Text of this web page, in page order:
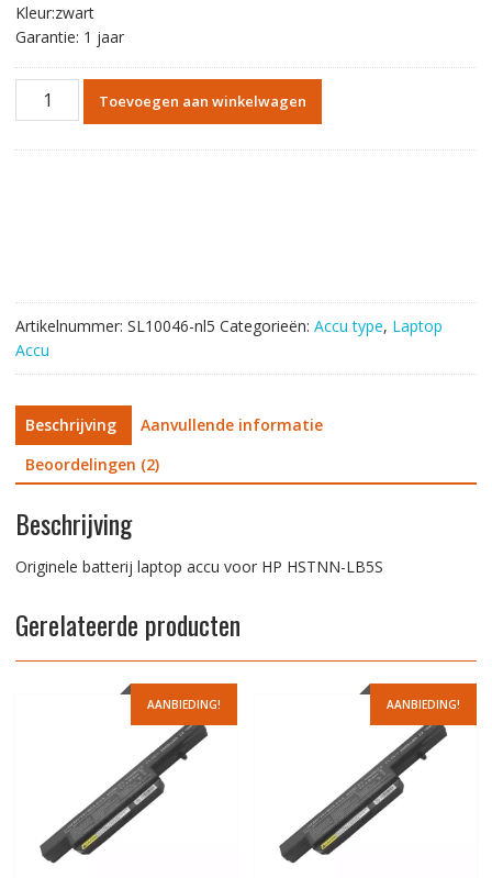
Kleur:zwart
Garantie: 1 jaar
Originele
batterij
Toevoegen aan winkelwagen
Artikelnummer: SL10046-nl5 Categorieën: Accu type, Laptop
Accu
Beschrijving
Aanvullende informatie
Beoordelingen (2)
Beschrijving
Originele batterij laptop accu voor HP HSTNN-LB5S
Gerelateerde producten
AANBIEDING! AANBIEDING!